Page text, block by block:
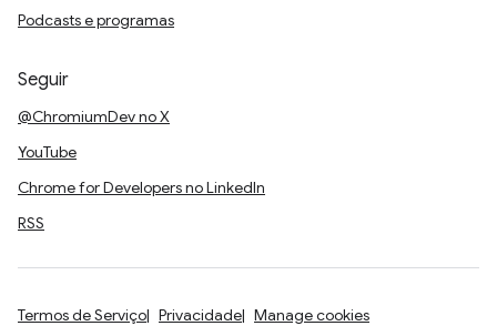
Podcasts e programas
Seguir
@ChromiumDev no X
YouTube
Chrome for Developers no LinkedIn
RSS
Termos de Serviço Privacidade Manage cookies